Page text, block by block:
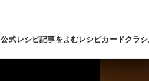
公式レシピ記事をよむレシピカードクラ